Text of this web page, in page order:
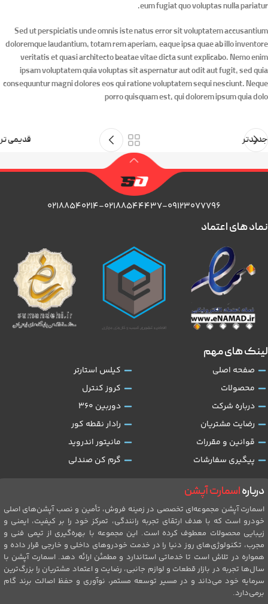
eum fugiat quo voluptas nulla pariatur.
Sed ut perspiciatis unde omnis iste natus error sit voluptatem accusantium
doloremque laudantium, totam rem aperiam, eaque ipsa quae ab illo inventore
veritatis et quasi architecto beatae vitae dicta sunt explicabo. Nemo enim
ipsam voluptatem quia voluptas sit aspernatur aut odit aut fugit, sed quia
consequuntur magni dolores eos qui ratione voluptatem sequi nesciunt. Neque
porro quisquam est, qui dolorem ipsum quia dolo
جدیدتر قدیمی تر
۰۲۱۸۸۵۴۰۲۱۴-۰۲۱۸۸۵۴۴۴۳۷-۰۹۱۲۳۰۷۷۷۹۶
دربارهاسمارت آپشن
اسمارت آپشن مجموعه‌ای تخصصی در زمینه فروش، تأمین و نصب آپشن‌های اصلی
خودرو است که با هدف ارتقای تجربه رانندگی، تمرکز خود را بر کیفیت، ایمنی و
زیبایی محصولات معطوف کرده است. این مجموعه با بهره‌گیری از تیمی فنی و
مجرب، تکنولوژی‌های روز دنیا را در خدمت خودروهای داخلی و خارجی قرار داده و
همواره در تلاش است تا خدماتی استاندارد و مطمئن ارائه دهد. اسمارت آپشن با
سال‌ها تجربه در بازار قطعات و لوازم جانبی، رضایت و اعتماد مشتریان را بزرگ‌ترین
سرمایه خود می‌داند و در مسیر توسعه مستمر، نوآوری و حفظ اصالت برند گام
برمی‌دارد.
لینک های مهم
صفحه اصلی
محصولات
درباره شرکت
رضایت مشتریان
قوانین و مقررات
پیگیری سفارشات
کیلس استارتر
کروز کنترل
دوربین 360
رادار نقطه کور
مانیتور اندروید
گرم کن صندلی
نماد های اعتماد